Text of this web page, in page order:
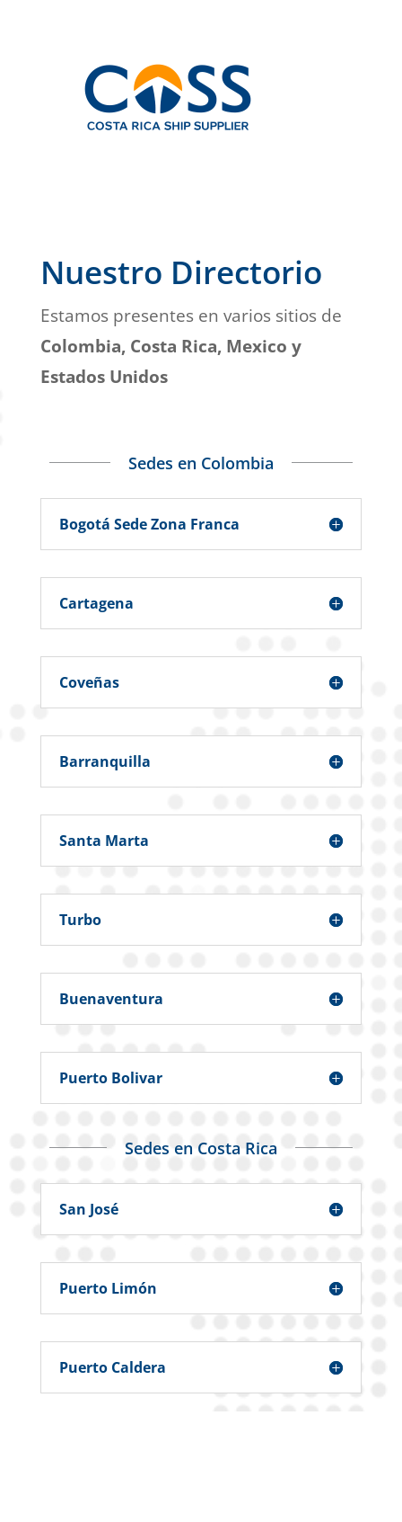
Nuestro Directorio
Estamos presentes en varios sitios de
Colombia, Costa Rica, Mexico y
Estados Unidos
Sedes en Colombia
Bogotá Sede Zona Franca
Cartagena
Coveñas
Barranquilla
Santa Marta
Turbo
Buenaventura
Puerto Bolivar
Sedes en Costa Rica
San José
Puerto Limón
Puerto Caldera